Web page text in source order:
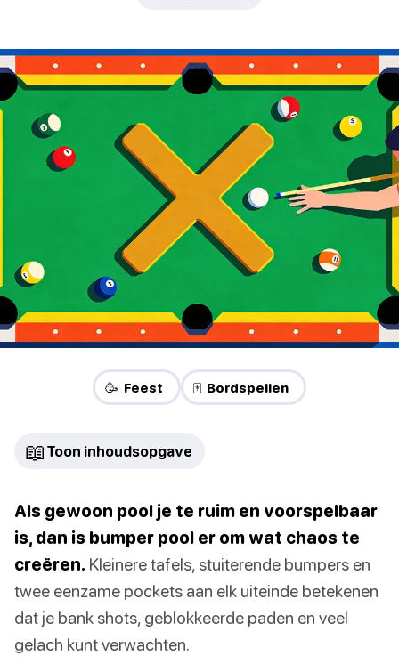
🥳 Feest 🀄 Bordspellen
📖 Toon inhoudsopgave
Als gewoon pool je te ruim en voorspelbaar
is, dan is bumper pool er om wat chaos te
creëren. Kleinere tafels, stuiterende bumpers en
twee eenzame pockets aan elk uiteinde betekenen
dat je bank shots, geblokkeerde paden en veel
gelach kunt verwachten.